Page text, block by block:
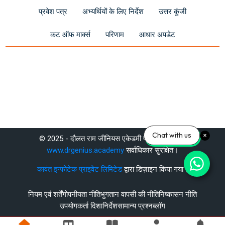
प्रवेश पत्र अभ्यर्थियों के लिए निर्देश उत्तर कुंजी
कट ऑफ मार्क्स परिणाम आधार अपडेट
पिछ्ला सुधार: सोमवार, 5 मई 2025, 9:57 AM
Complete RAS Foundation Course Online - DrGenius Academy
© 2025 - दौलत राम जीनियस एकेडमी प्राइवेट लिमिटेड
www.drgenius.academyसर्वाधिकार सुरक्षित।
कावंत इन्फोटेक प्राइवेट लिमिटेडद्वारा डिज़ाइन किया गया।
नियम एवं शर्तेंगोपनीयता नीतिभुगतान वापसी की नीतिनिष्कासन नीति
उपयोगकर्ता दिशानिर्देशसामान्य प्रश्नब्लॉग
Chat with us